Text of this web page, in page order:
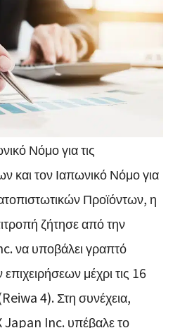
Νόμο για τις
και τον Ιαπωνικό Νόμο για
Προϊόντων, η
ζήτησε από την
να υποβάλει γραπτό
μέχρι τις 16
4). Στη συνέχεια,
Japan Inc. υπέβαλε το